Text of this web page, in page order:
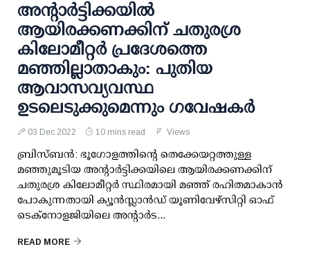
അന്റാർട്ടിക്കയിൽ
ആയിരക്കണക്കിന് ചതുരശ്ര
കിലോമീറ്റർ പ്രദേശത്തെ
മഞ്ഞില്ലാതാകും: പുതിയ
ആവാസവ്യവസ്ഥ
ഉടലെടുക്കുമെന്നും ഗവേഷകർ
03 Dec 2022 10 mins read Views
ബ്രിസ്‌ബൻ: ഭൂഗോളത്തിന്റെ തെക്കേയറ്റത്തുള്ള
മഞ്ഞുമൂടിയ അന്റാർട്ടിക്കയിലെ ആയിരക്കണക്കിന്
ചതുരശ്ര കിലോമീറ്റർ സ്ഥിരമായി മഞ്ഞ് രഹിതമാകാൻ
പോകുന്നതായി ക്യൂൻസ്ലാൻഡ് യൂണിവേഴ്സിറ്റി ഓഫ്
ടെക്നോളജിയിലെ അന്റാർട...
READ MORE